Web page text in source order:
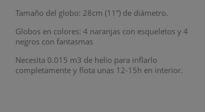
Tamaño del globo: 28cm (11”) de diámetro.
Globos en colores: 4 naranjas con esqueletos y 4
negros con fantasmas
Necesita 0.015 m3 de helio para inflarlo
completamente y flota unas 12-15h en interior.